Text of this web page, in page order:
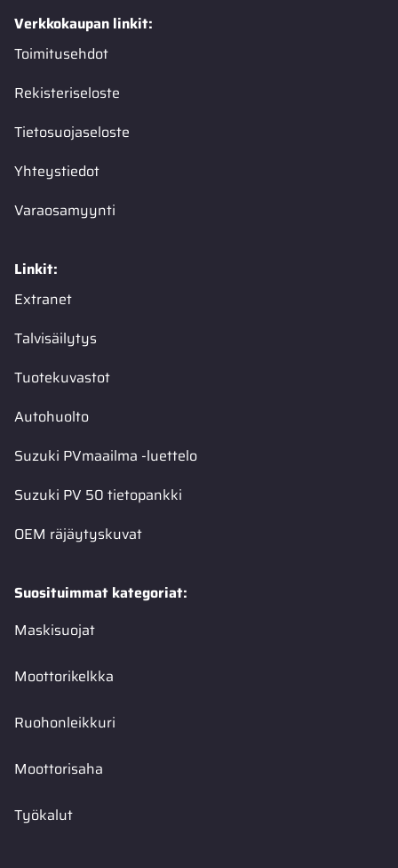
Verkkokaupan linkit:
Toimitusehdot
Rekisteriseloste
Tietosuojaseloste
Yhteystiedot
Varaosamyynti
Linkit:
Extranet
Talvisäilytys
Tuotekuvastot
Autohuolto
Suzuki PVmaailma -luettelo
Suzuki PV 50 tietopankki
OEM räjäytyskuvat
Suosituimmat kategoriat:
Maskisuojat
Moottorikelkka
Ruohonleikkuri
Moottorisaha
Työkalut